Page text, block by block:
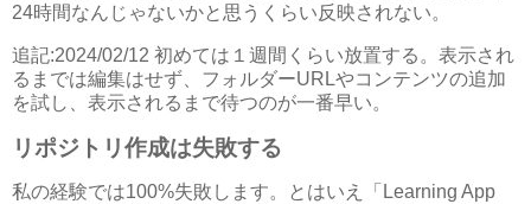
24時間なんじゃないかと思うくらい反映されない。
追記:2024/02/12 初めては１週間くらい放置する。表示され
るまでは編集はせず、フォルダーURLやコンテンツの追加
を試し、表示されるまで待つのが一番早い。
リポジトリ作成は失敗する
私の経験では100%失敗します。とはいえ「Learning App